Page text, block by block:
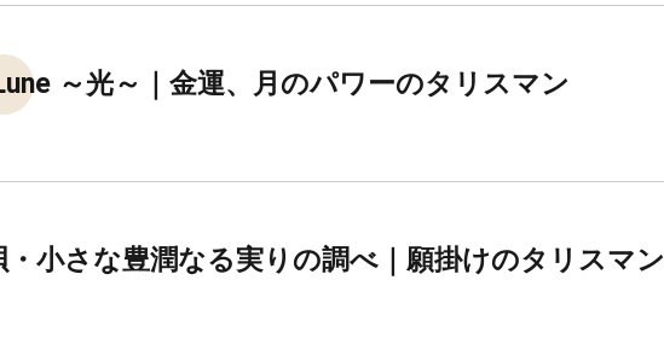
～光～｜金運、月のパワーのタリスマン
・小さな豊潤なる実りの調べ｜願掛けのタリスマン